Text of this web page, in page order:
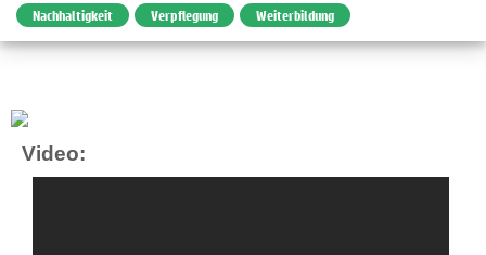
Nachhaltigkeit
Verpflegung Weiterbildung
Video: